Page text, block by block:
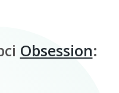
Obsession: